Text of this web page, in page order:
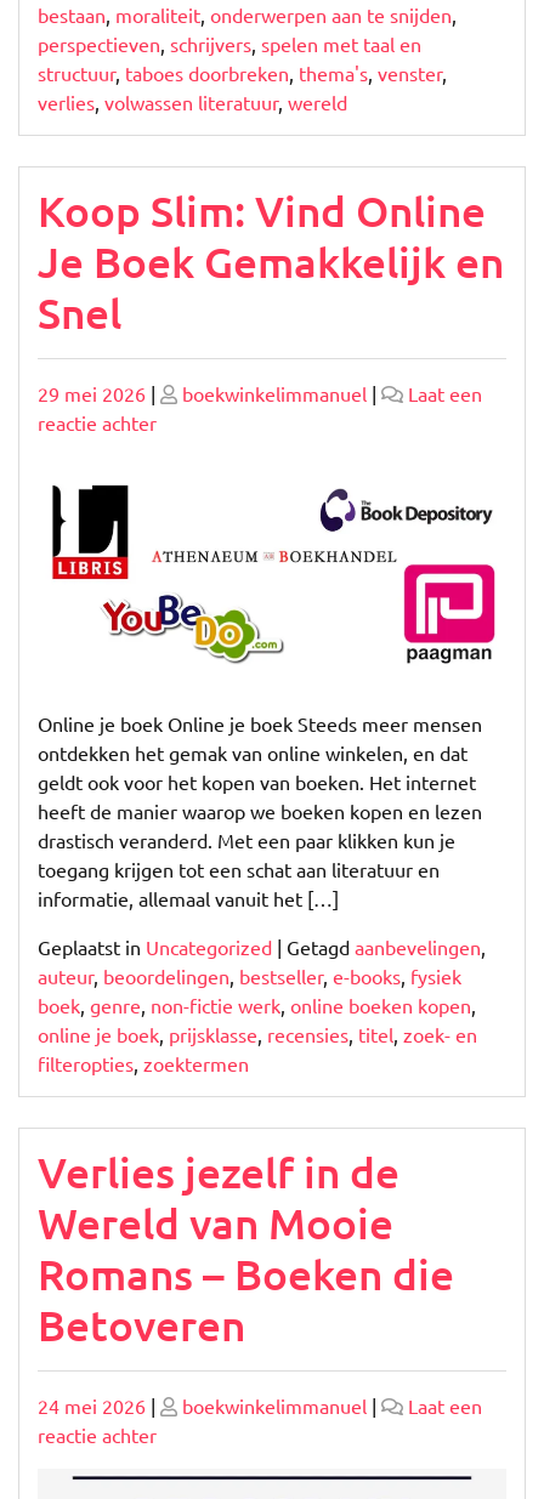
bestaan moraliteit onderwerpen aan te snijden
perspectieven schrijvers spelen met taal en
structuur, taboes doorbreken thema's venster,
verlies volwassen literatuur, wereld
Koop Slim: Vind Online
Je Boek Gemakkelijk en
Snel
Geplaatst
op
29 mei 2026 | Geplaatst
boekwinkelimmanuel |
Laat een
reactie achterop
Je
Boek
Gemakkelijk
Online je boek Online je boek Steeds meer mensen
ontdekken het gemak van online winkelen, en dat
geldt ook voor het kopen van boeken. Het internet
heeft de manier waarop we boeken kopen en lezen
drastisch veranderd. Met een paar klikken kun je
toegang krijgen tot een schat aan literatuur en
informatie, allemaal vanuit het […]
Geplaatst in Uncategorized | Getagd aanbevelingen,
auteur, beoordelingen, bestseller, e-books, fysiek
boek, genre, non-fictie werk, online boeken kopen,
online je boek, prijsklasse, recensies, titel, zoek- en
filteropties, zoektermen
Verlies jezelf in de
Wereld van Mooie
Romans – Boeken die
Betoveren
Geplaatst
op
24 mei 2026 | Geplaatst
boekwinkelimmanuel |
Laat een
reactie achterop